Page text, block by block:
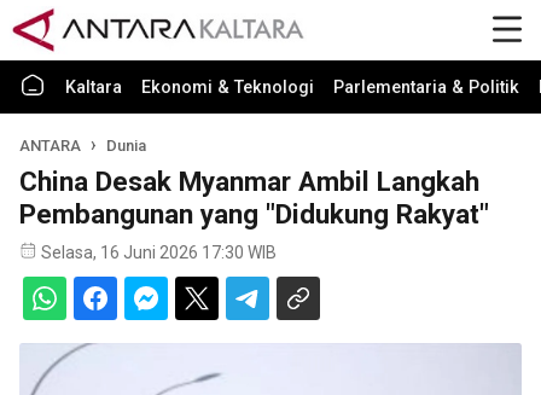
Kaltara Ekonomi & Teknologi Parlementaria & Politik
ANTARA Dunia
China Desak Myanmar Ambil Langkah
Pembangunan yang "Didukung Rakyat"
Selasa, 16 Juni 2026 17:30 WIB